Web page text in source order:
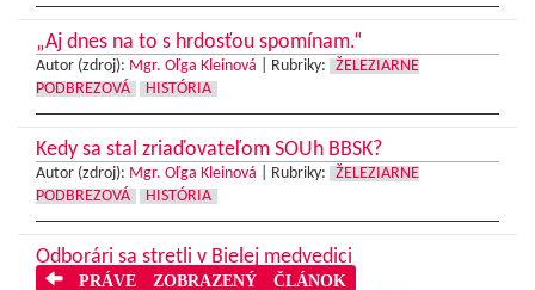
„Aj dnes na to s hrdosťou spomínam.“
Autor (zdroj): Mgr. Oľga Kleinová Rubriky:
ŽELEZIARNE
PODBREZOVÁ
HISTÓRIA
Kedy sa stal zriaďovateľom SOUh BBSK?
Autor (zdroj): Mgr. Oľga Kleinová Rubriky:
ŽELEZIARNE
PODBREZOVÁ
HISTÓRIA
Odborári sa stretli v Bielej medvedici
PRÁVE ZOBRAZENÝ ČLÁNOK